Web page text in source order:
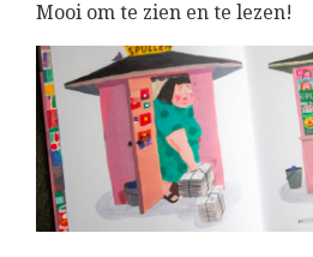
Mooi om te zien en te lezen!